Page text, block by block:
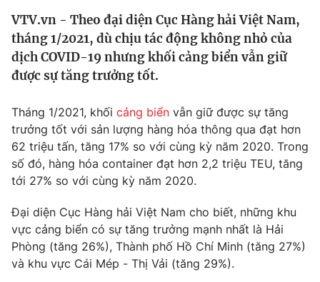
Thế giới
Tin tức
Thế giới đó đây
Câu chuyện quốc tế
Kinh tế
Thị trường
Góc doanh nghiệp
Dữ liệu và đời sống
Truyền hình
Phim VTV
Hậu trường
Nhân vật
Khán giả
Giải trí
Điện ảnh
Âm nhạc
Đời sống
Du lịch
Giáo dục
VTV.vn - Theo đại diện Cục Hàng hải Việt Nam,
tháng 1/2021, dù chịu tác động không nhỏ của
dịch COVID-19 nhưng khối cảng biển vẫn giữ
được sự tăng trưởng tốt.
Tháng 1/2021, khối cảng biển vẫn giữ được sự tăng
trưởng tốt với sản lượng hàng hóa thông qua đạt hơn
62 triệu tấn, tăng 17% so với cùng kỳ năm 2020. Trong
số đó, hàng hóa container đạt hơn 2,2 triệu TEU, tăng
tới 27% so với cùng kỳ năm 2020.
Đại diện Cục Hàng hải Việt Nam cho biết, những khu
vực cảng biển có sự tăng trưởng mạnh nhất là Hải
Phòng (tăng 26%), Thành phố Hồ Chí Minh (tăng 27%)
và khu vực Cái Mép - Thị Vải (tăng 29%).